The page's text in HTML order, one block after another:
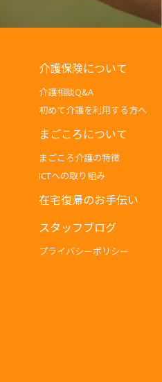
介護保険について
介護相談Q&A
初めて介護を利用する方へ
まごころについて
まごころ介護の特徴
ICTへの取り組み
在宅復帰のお手伝い
スタッフブログ
プライバシーポリシー